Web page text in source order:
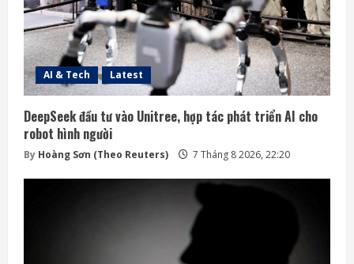
AI & Tech Latest
DeepSeek đầu tư vào Unitree, hợp tác phát triển AI cho
robot hình người
By Hoàng Sơn (Theo Reuters) 7 Tháng 8 2026, 22:20